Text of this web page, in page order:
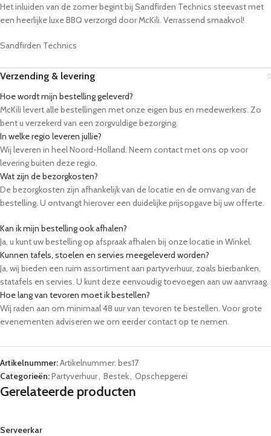
Het inluiden van de zomer begint bij Sandfirden Technics steevast met
een heerlijke luxe BBQ verzorgd door McKili. Verrassend smaakvol!
Sandfirden Technics
Verzending & levering
Hoe wordt mijn bestelling geleverd?
McKili levert alle bestellingen met onze eigen bus en medewerkers. Zo
bent u verzekerd van een zorgvuldige bezorging.
In welke regio leveren jullie?
Wij leveren in heel Noord-Holland. Neem contact met ons op voor
levering buiten deze regio.
Wat zijn de bezorgkosten?
De bezorgkosten zijn afhankelijk van de locatie en de omvang van de
bestelling. U ontvangt hierover een duidelijke prijsopgave bij uw offerte.
Kan ik mijn bestelling ook afhalen?
Ja, u kunt uw bestelling op afspraak afhalen bij onze locatie in Winkel.
Kunnen tafels, stoelen en servies meegeleverd worden?
Ja, wij bieden een ruim assortiment aan partyverhuur, zoals bierbanken,
statafels en servies. U kunt deze eenvoudig toevoegen aan uw aanvraag.
Hoe lang van tevoren moet ik bestellen?
Wij raden aan om minimaal 48 uur van tevoren te bestellen. Voor grote
evenementen adviseren we om eerder contact op te nemen.
Artikelnummer:Artikelnummer: bes17
Categorieën:Partyverhuur, Bestek, Opschepgerei
Gerelateerde producten
Serveerkar